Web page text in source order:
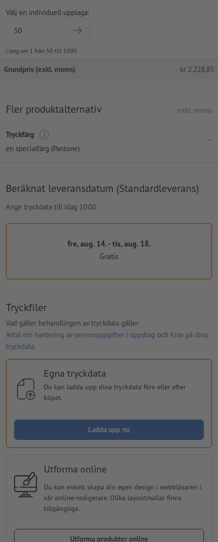
Välj en individuell upplaga:
i steg om 1 från 50 till 1000
Grundpris (exkl. moms) kr 2.228,85
Fler produktalternativ exkl. moms
Tryckfärg
en specialfärg (Pantone)
Beräknat leveransdatum (Standardleverans)
Ange tryckdata till idag 10:00
fre, aug. 14. - tis, aug. 18.
Gratis
Tryckfiler
Vad gäller behandlingen av tryckdata gäller
Avtal om hantering av personuppgifter i uppdrag och Krav på dina
tryckdata.
Egna tryckdata
Du kan ladda upp dina tryckdata före eller efter
köpet.
Ladda upp nu
Utforma online
Du kan enkelt skapa din egen design i webbläsaren i
vår online-redigerare. Olika layoutmallar finns
tillgängliga.
Utforma produkter online